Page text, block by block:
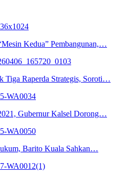
Kedua” Pembangunan,…
Tiga Raperda Strategis, Soroti…
Gubernur Kalsel Dorong…
Barito Kuala Sahkan…